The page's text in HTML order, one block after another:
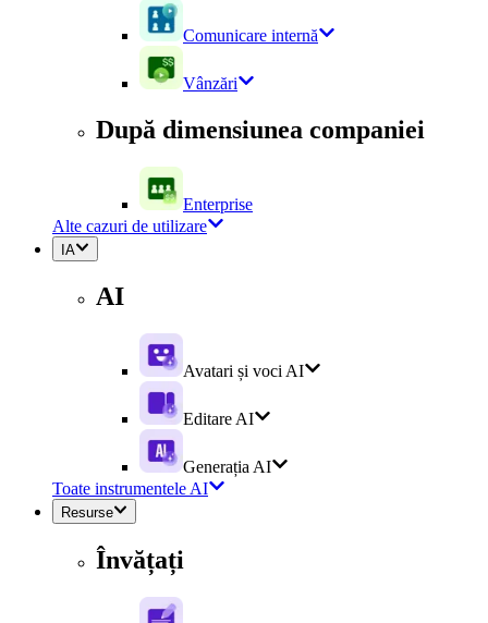
Comunicare internă
Vânzări
După dimensiunea companiei
Enterprise
Alte cazuri de utilizare
IA
AI
Avatari și voci AI
Editare AI
Generația AI
Toate instrumentele AI
Resurse
Învățați